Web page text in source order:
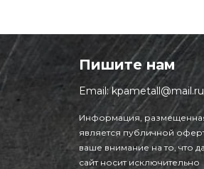
Пишите нам
Email:kpametall@mail.ru